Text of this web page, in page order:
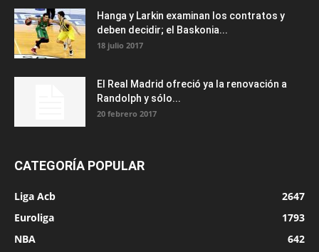
Hanga y Larkin examinan los contratos y
deben decidir; el Baskonia...
18 julio 2017
El Real Madrid ofreció ya la renovación a
Randolph y sólo...
20 febrero 2017
CATEGORÍA POPULAR
Liga Acb
2647
Euroliga
1793
NBA
642